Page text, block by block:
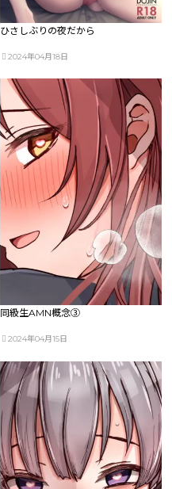
ひさしぶりの夜だから
2024年04月18日
同級生AMN概念③
2024年04月15日